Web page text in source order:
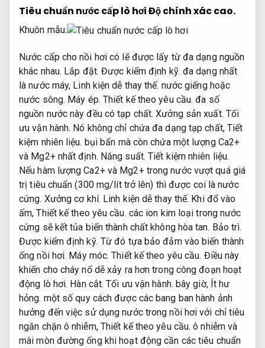
Tiêu chuẩn nước cấp lò hơiĐộ chính xác cao.
Khuôn mẫu.
Nước cấp cho nồi hơi có lẽ được lấy từ đa dạng nguồn
khác nhau. Lắp đặt. Được kiểm định kỹ. đa dạng nhất
là nước máy, Linh kiện dễ thay thế. nước giếng hoặc
nước sông. Máy ép. Thiết kế theo yêu cầu. đa số
nguồn nước này đều có tạp chất.Xưởng sản xuất. Tối
ưu vận hành. Nó không chỉ chứa đa dạng tạp chất, Tiết
kiệm nhiên liệu. bụi bẩn mà còn chứa một lượng Ca2+
và Mg2+ nhất định. Năng suất. Tiết kiệm nhiên liệu.
Nếu hàm lượng Ca2+ và Mg2+ trong nước vượt quá giá
trị tiêu chuẩn (300 mg/lít trở lên) thì được coi là nước
cứng. Xưởng cơ khí. Linh kiện dễ thay thế. Khi đổ vào
ấm,Thiết kế theo yêu cầu. các ion kim loại trong nước
cứng sẽ kết tủa biến thành chất không hòa tan. Bảo trì.
Được kiểm định kỹ. Từ đó tựa bảo đảm vào biến thành
ống nồi hơi. Máy móc. Thiết kế theo yêu cầu. Điều này
khiến cho cháy nổ dễ xảy ra hơn trong công đoạn hoạt
động lò hơi. Hàn cắt. Tối ưu vận hành. bây giờ, Ít hư
hỏng. một số quy cách được các bang ban hành ảnh
hưởng đến việc sử dụng nước trong nồi hơi với chỉ tiêu
ngăn chặn ô nhiễm, Thiết kế theo yêu cầu. ô nhiễm và
mài mòn đường ống khi hoạt động cần các tiêu chuẩn